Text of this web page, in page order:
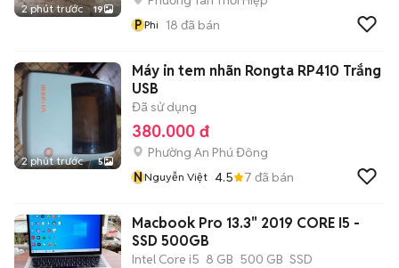
2 phút trước 19
P Phi 18 đã bán
2 phút trước 5
Máy in tem nhãn Rongta RP410 Trắng
USB
Đã sử dụng
380.000 đ
Phường An Phú Đông
NNguyễn Việt 4.5 7 đã bán
Macbook Pro 13.3" 2019 CORE I5 -
SSD 500GB
Intel Core i5 8 GB 500 GB SSD